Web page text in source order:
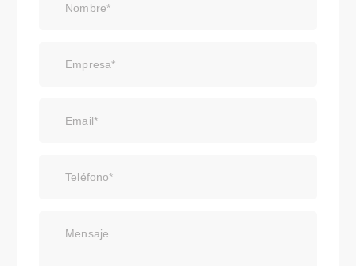
Nombre*
Empresa*
Email*
Teléfono*
Mensaje